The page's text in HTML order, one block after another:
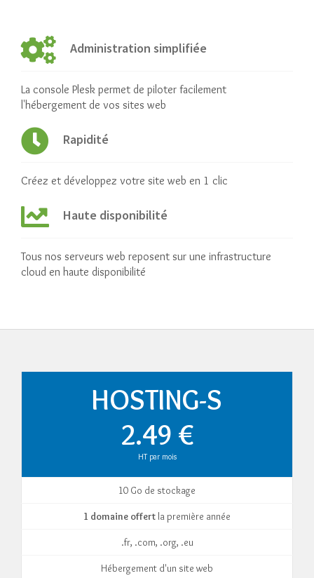
Administration simplifiée
La console Plesk permet de piloter facilement
l'hébergement de vos sites web
Rapidité
Créez et développez votre site web en 1 clic
Haute disponibilité
Tous nos serveurs web reposent sur une infrastructure
cloud en haute disponibilité
HOSTING-S
2.49 €
HT par mois
10 Go de stockage
1 domaine offert la première année
.fr, .com, .org, .eu
Hébergement d'un site web